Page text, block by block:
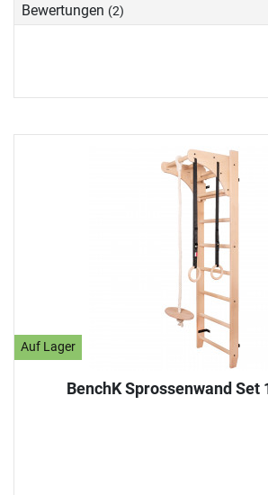
Bewertungen (2)
Auf Lager
BenchK Sprossenwand Set